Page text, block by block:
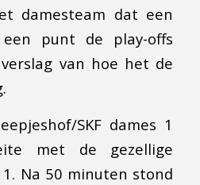
damesteam dat een
punt de play-offs
van hoe het de
SKF dames 1
met de gezellige
Na 50 minuten stond